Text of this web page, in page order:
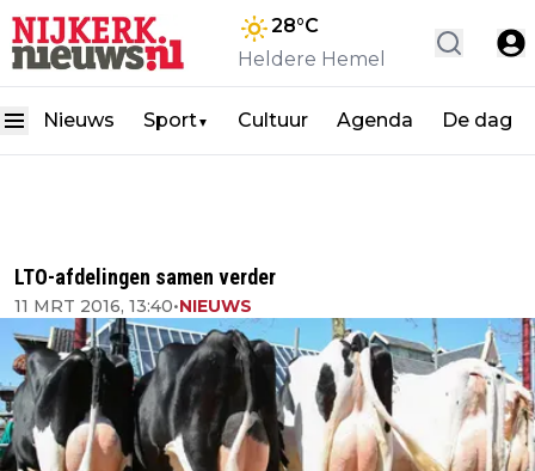
28°C
Heldere Hemel
Nieuws Sport▼ Cultuur Agenda De dag
LTO-afdelingen samen verder
11 MRT 2016, 13:40•NIEUWS